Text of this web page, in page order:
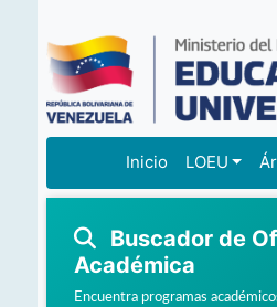
Inicio LOEU
Buscador de
Académica
Encuentra programas